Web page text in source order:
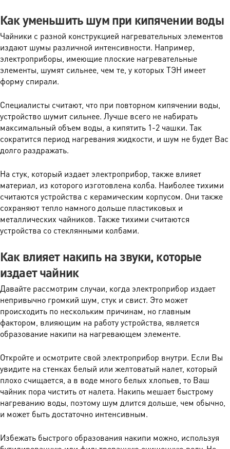
Как уменьшить шум при кипячении воды
Чайники с разной конструкцией нагревательных элементов
издают шумы различной интенсивности. Например,
электроприборы, имеющие плоские нагревательные
элементы, шумят сильнее, чем те, у которых ТЭН имеет
форму спирали.
Специалисты считают, что при повторном кипячении воды,
устройство шумит сильнее. Лучше всего не набирать
максимальный объем воды, а кипятить 1-2 чашки. Так
сократится период нагревания жидкости, и шум не будет Вас
долго раздражать.
На стук, который издает электроприбор, также влияет
материал, из которого изготовлена колба. Наиболее тихими
считаются устройства с керамическим корпусом. Они также
сохраняют тепло намного дольше пластиковых и
металлических чайников. Также тихими считаются
устройства со стеклянными колбами.
Как влияет накипь на звуки, которые
издает чайник
Давайте рассмотрим случаи, когда электроприбор издает
непривычно громкий шум, стук и свист. Это может
происходить по нескольким причинам, но главным
фактором, влияющим на работу устройства, является
образование накипи на нагревающем элементе.
Откройте и осмотрите свой электроприбор внутри. Если Вы
увидите на стенках белый или желтоватый налет, который
плохо счищается, а в воде много белых хлопьев, то Ваш
чайник пора чистить от налета. Накипь мешает быстрому
нагреванию воды, поэтому шум длится дольше, чем обычно,
и может быть достаточно интенсивным.
Избежать быстрого образования накипи можно, используя